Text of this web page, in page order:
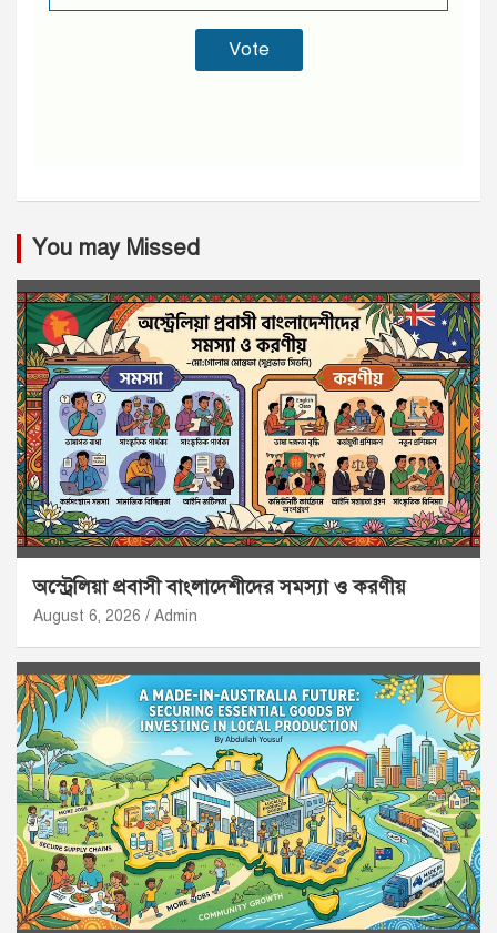
You may Missed
অস্ট্রেলিয়া প্রবাসী বাংলাদেশীদের সমস্যা ও করণীয়
August 6, 2026 Admin